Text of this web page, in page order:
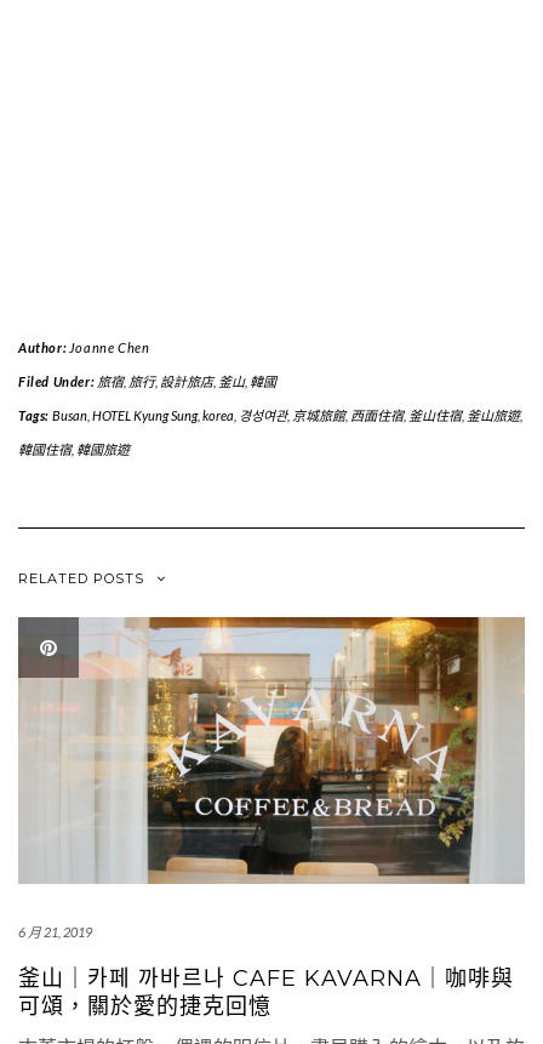
Author: Joanne Chen
Filed Under: 旅宿, 旅行, 設計旅店, 釜山, 韓國
Tags: Busan, HOTEL Kyung Sung, korea 경성여관, 京城旅館, 西面住宿, 釜山住宿, 釜山旅遊,
韓國住宿, 韓國旅遊
RELATED POSTS
6 月 21, 2019
釜山｜카페 까바르나 CAFE KAVARNA｜咖啡與
可頌，關於愛的捷克回憶